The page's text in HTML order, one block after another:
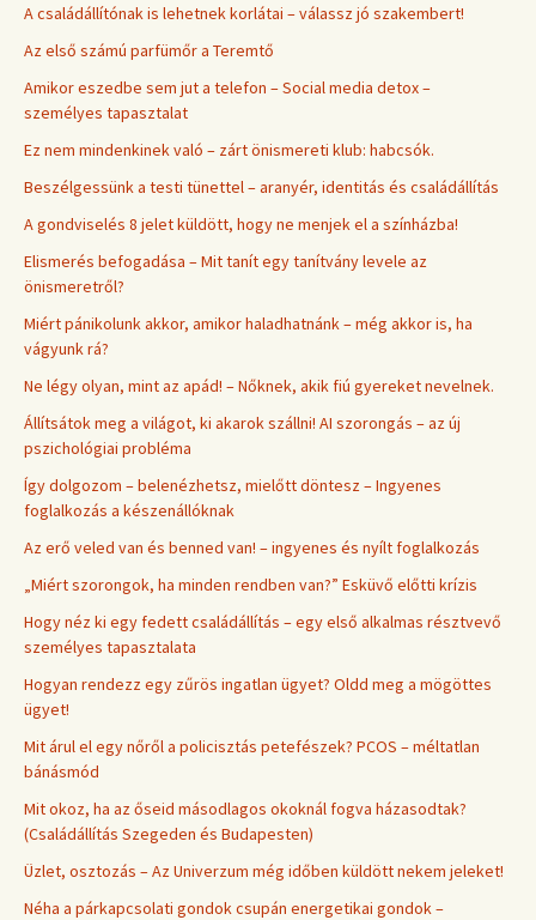
A családállítónak is lehetnek korlátai – válassz jó szakembert!
Az első számú parfümőr a Teremtő
Amikor eszedbe sem jut a telefon – Social media detox –
személyes tapasztalat
Ez nem mindenkinek való – zárt önismereti klub: habcsók.
Beszélgessünk a testi tünettel – aranyér, identitás és családállítás
A gondviselés 8 jelet küldött, hogy ne menjek el a színházba!
Elismerés befogadása – Mit tanít egy tanítvány levele az
önismeretről?
Miért pánikolunk akkor, amikor haladhatnánk – még akkor is, ha
vágyunk rá?
Ne légy olyan, mint az apád! – Nőknek, akik fiú gyereket nevelnek.
Állítsátok meg a világot, ki akarok szállni! AI szorongás – az új
pszichológiai probléma
Így dolgozom – belenézhetsz, mielőtt döntesz – Ingyenes
foglalkozás a készenállóknak
Az erő veled van és benned van! – ingyenes és nyílt foglalkozás
„Miért szorongok, ha minden rendben van?” Esküvő előtti krízis
Hogy néz ki egy fedett családállítás – egy első alkalmas résztvevő
személyes tapasztalata
Hogyan rendezz egy zűrös ingatlan ügyet? Oldd meg a mögöttes
ügyet!
Mit árul el egy nőről a policisztás petefészek? PCOS – méltatlan
bánásmód
Mit okoz, ha az őseid másodlagos okoknál fogva házasodtak?
(Családállítás Szegeden és Budapesten)
Üzlet, osztozás – Az Univerzum még időben küldött nekem jeleket!
Néha a párkapcsolati gondok csupán energetikai gondok –